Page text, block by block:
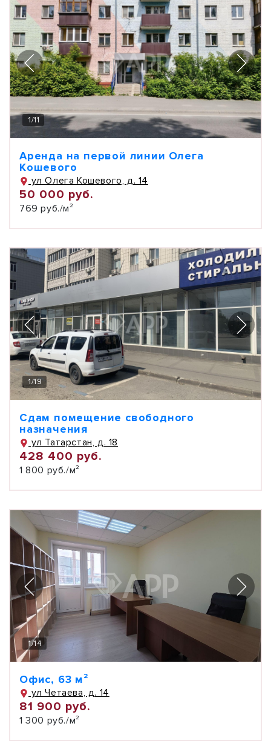
1/11
Аренда на первой линии Олега
Кошевого
ул Олега Кошевого, д. 14
50 000 руб.
769 руб./м²
1/19
Сдам помещение свободного
назначения
ул Татарстан, д. 18
428 400 руб.
1 800 руб./м²
1/14
Офис, 63 м²
ул Четаева, д. 14
81 900 руб.
1 300 руб./м²